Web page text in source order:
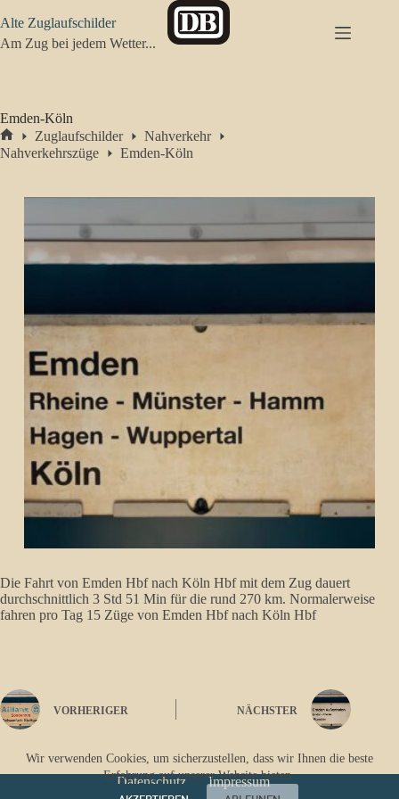
Inhalt
springen
Wir verwenden Cookies, um sicherzustellen, dass wir Ihnen die beste
Erfahrung auf unserer Website bieten.
Alte Zuglaufschilder
Am Zug bei jedem Wetter...
Emden-Köln
Start
Zuglaufschilder
Nahverkehr
Nahverkehrszüge
Emden-Köln
Die Fahrt von Emden Hbf nach Köln Hbf mit dem Zug dauert
durchschnittlich 3 Std 51 Min für die rund 270 km. Normalerweise
fahren pro Tag 15 Züge von Emden Hbf nach Köln Hbf
VORHERIGER NÄCHSTER
Datenschutz Impressum